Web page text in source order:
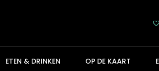
ETEN & DRINKEN OP DE KAART